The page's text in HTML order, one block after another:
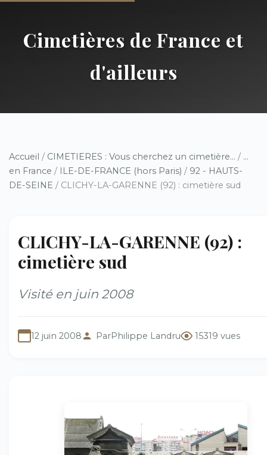
Cimetières de France et
d'ailleurs
Accueil / CIMETIERES : Vous cherchez un cimetière... / ...
en France / ILE-DE-FRANCE (hors Paris) / 92 - HAUTS-
DE-SEINE / CLICHY-LA-GARENNE (92) : cimetière sud
CLICHY-LA-GARENNE (92) :
cimetière sud
Visité en juin 2008
12 juin 2008 ParPhilippe Landru 15319 vues